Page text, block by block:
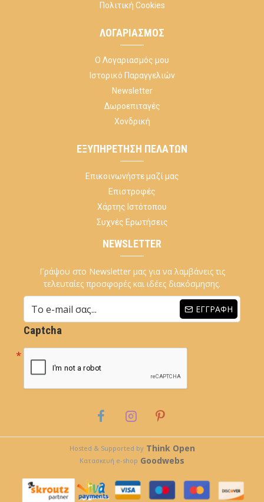
Πολιτική Cookies
ΛΟΓΑΡΙΑΣΜΌΣ
Ο Λογαριασμός μου
Ιστορικό Παραγγελιών
Newsletter
Δωροεπιταγές
Χονδρική
ΕΞΥΠΗΡΈΤΗΣΗ ΠΕΛΑΤΏΝ
Επικοινωνήστε μαζί μας
Επιστροφές
Χάρτης Ιστότοπου
Συχνές Ερωτήσεις
NEWSLETTER
Γράψου στο Newsletter μας για να λαμβάνεις τις
τελευταίες προσφορές και ιδέες διακόσμησης.
ΕΓΓΡΑΦΉ
Captcha
Hosted & Supported by Think Open
Κατασκευή e-shop Goodwebs